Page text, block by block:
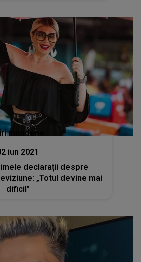
mondene
iun 2021
declarații despre
„Totul devine mai
dificil”